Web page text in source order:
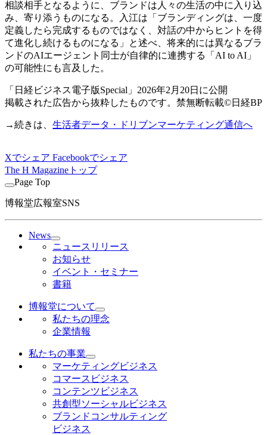
相談相手となるように、ブランドは人々の生活の中に入り込
み、寄り添うものになる。入江は「ブランディングは、一度
定義したら完成するものではなく、対話の中からヒントを得
て進化し続けるものになる」と述べ、将来的には異なるブラ
ンドのAIエージェント同士が自律的に連携する「AI to AI」
の可能性にも言及した。
「日経ビジネス電子版Special」2026年2月20日に公開
掲載された広告から抜粋したものです。禁無断転載©日経BP
→続きは、 生活者データ・ドリブンマーケティング通信へ
Xでシェア Facebookでシェア
The H Magazineトップ
Page Top
博報堂広報室SNS
News
ニュースリリース
お知らせ
イベント・セミナー
書籍
博報堂について
私たちの理念
企業情報
私たちの事業
マーケティングビジネス
コマースビジネス
コンテンツビジネス
共創型ソーシャルビジネス
ブランドコンサルティング
ビジネス